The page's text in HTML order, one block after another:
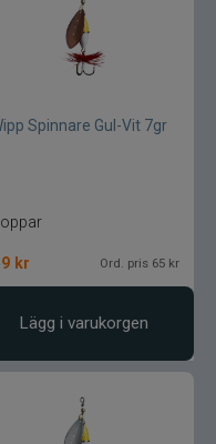
Spinnare Gul-Vit 7gr
kr Ord. pris 65 kr
Lägg i varukorgen